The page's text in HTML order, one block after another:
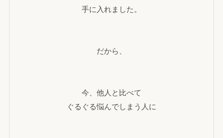
手に入れました。
だから、
今、他人と比べて
ぐるぐる悩んでしまう人に